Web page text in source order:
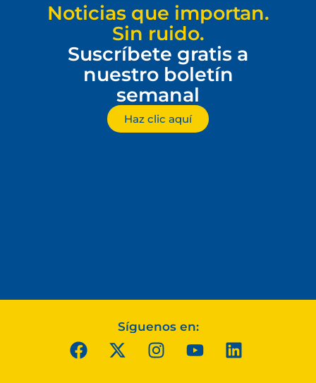
Noticias que importan.
Sin ruido.
Suscríbete gratis a
nuestro boletín
semanal
Haz clic aquí
Síguenos en: